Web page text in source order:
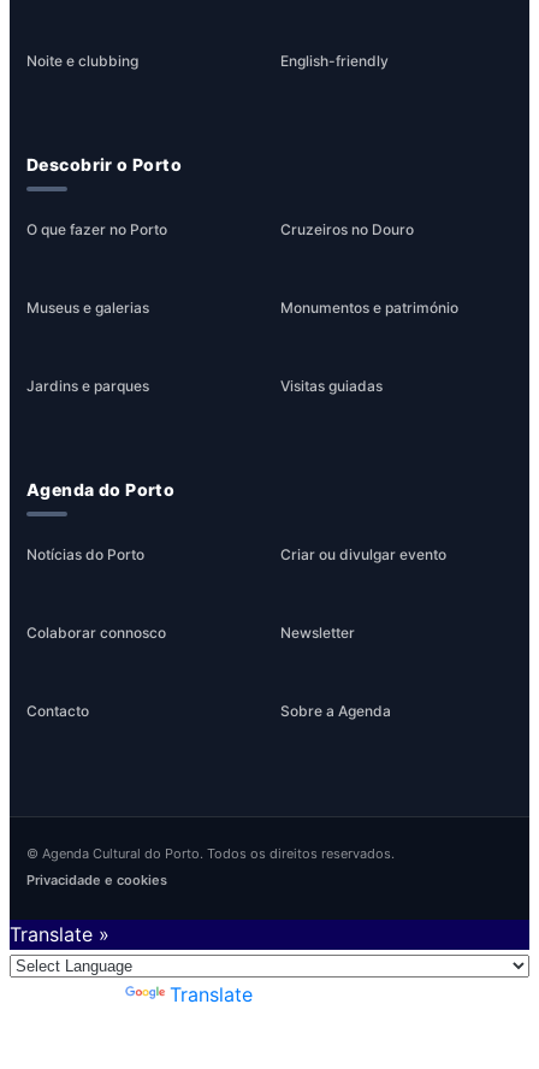
Noite e clubbing English-friendly
Descobrir o Porto
O que fazer no Porto Cruzeiros no Douro
Museus e galerias Monumentos e património
Jardins e parques Visitas guiadas
Agenda do Porto
Notícias do Porto Criar ou divulgar evento
Colaborar connosco Newsletter
Contacto Sobre a Agenda
© Agenda Cultural do Porto. Todos os direitos reservados.
Privacidade e cookies
Translate »
Translate